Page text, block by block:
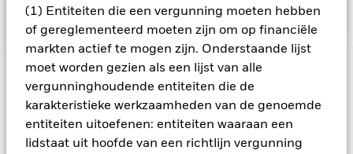
(1) Entiteiten die een vergunning moeten hebben
of gereglementeerd moeten zijn om op financiële
markten actief te mogen zijn. Onderstaande lijst
moet worden gezien als een lijst van alle
vergunninghoudende entiteiten die de
karakteristieke werkzaamheden van de genoemde
entiteiten uitoefenen: entiteiten waaraan een
lidstaat uit hoofde van een richtlijn vergunning
BELANGRIJKE GEGEVENS: Kapitaalrisico.De waarde en
het rendement van beleggingen kunnen dalen en stijgen, en
zijn niet gegarandeerd. Beleggers verliezen mogelijk hun
oorspronkelijke inleg.
Vastrentende effecten van mindere beleggingskwaliteit zijn